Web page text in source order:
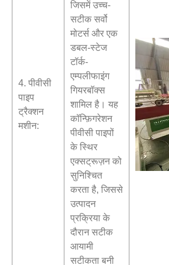
4. पीवीसी
पाइप
ट्रैक्शन
मशीन:
जिसमें उच्च-
सटीक सर्वो
मोटर्स और एक
डबल-स्टेज
टॉर्क-
एम्पलीफाइंग
गियरबॉक्स
शामिल है। यह
कॉन्फ़िगरेशन
पीवीसी पाइपों
के स्थिर
एक्सट्रूज़न को
सुनिश्चित
करता है, जिससे
उत्पादन
प्रक्रिया के
दौरान सटीक
आयामी
सटीकता बनी